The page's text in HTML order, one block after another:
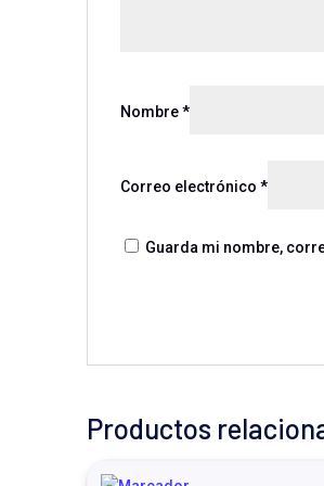
Nombre*
Correo electrónico *
Guarda mi nombre,
Productos